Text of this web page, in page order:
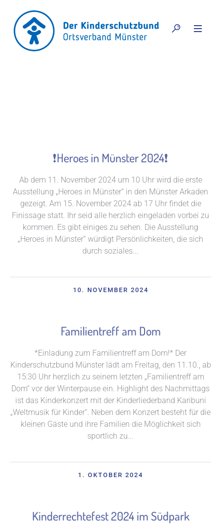
❗Heroes in Münster 2024❗
Ab dem 11. November 2024 um 10 Uhr wird die erste
Ausstellung „Heroes in Münster“ in den Münster Arkaden
gezeigt. Am 15. November 2024 ab 17 Uhr findet die
Finissage statt. Ihr seid alle herzlich eingeladen vorbei zu
kommen. Es gibt einiges zu sehen. Die Ausstellung
„Heroes in Münster“ würdigt Persönlichkeiten, die sich
durch soziales...
10. NOVEMBER 2024
Familientreff am Dom
*Einladung zum Familientreff am Dom!* Der
Kinderschutzbund Münster lädt am Freitag, den 11.10., ab
15:30 Uhr herzlich zu seinem letzten „Familientreff am
Dom“ vor der Winterpause ein. Highlight des Nachmittags
ist das Kinderkonzert mit der Kinderliederband Karibuni
„Weltmusik für Kinder“. Neben dem Konzert besteht für die
kleinen Gäste und ihre Familien die Möglichkeit sich
sportlich zu...
1. OKTOBER 2024
Kinderrechtefest 2024 im Südpark